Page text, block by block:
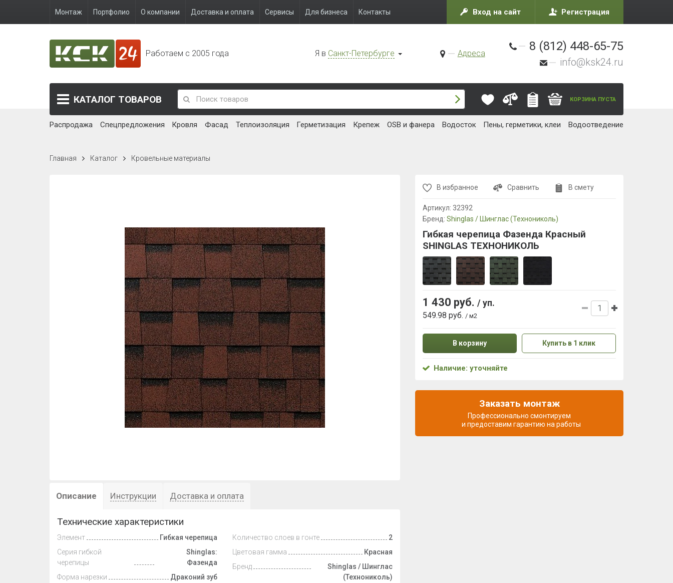
Монтаж Портфолио О компании Доставка и оплата Сервисы Для бизнеса Контакты Вход на сайт Регистрация
Работаем с 2005 года Я в Санкт-Петербурге Адреса
8 (812) 448-65-75
info@ksk24.ru
КАТАЛОГ ТОВАРОВ КОРЗИНА ПУСТА
Распродажа Спецпредложения Кровля Фасад Теплоизоляция Герметизация Крепеж OSB и фанера Водосток Пены, герметики, клеи Водоотведение
Главная Каталог Кровельные материалы
Описание Инструкции Доставка и оплата
Технические характеристики
Элемент
Гибкая черепица
Серия гибкой
черепицы
Shinglas:
Фазенда
Форма нарезки
Драконий зуб
Количество слоев в гонте
2
Цветовая гамма
Красная
Бренд
Shinglas / Шинглас
(Технониколь)
В избранное Сравнить В смету
Артикул: 32392
Бренд: Shinglas / Шинглас (Технониколь)
Гибкая черепица Фазенда Красный
SHINGLAS ТЕХНОНИКОЛЬ
1 430 руб. / уп.
549.98 руб. / м2
В корзину Купить в 1 клик
Наличие: уточняйте
Заказать монтаж
Профессионально смонтируем
и предоставим гарантию на работы